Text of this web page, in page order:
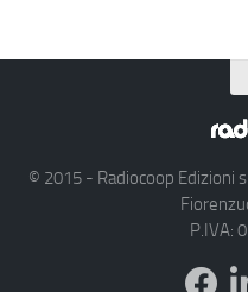
© 2015 - Radiocoop Edizioni
P.IVA: